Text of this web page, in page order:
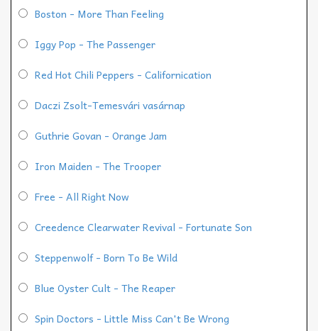
Boston - More Than Feeling
Iggy Pop - The Passenger
Red Hot Chili Peppers - Californication
Daczi Zsolt-Temesvári vasárnap
Guthrie Govan - Orange Jam
Iron Maiden - The Trooper
Free - All Right Now
Creedence Clearwater Revival - Fortunate Son
Steppenwolf - Born To Be Wild
Blue Oyster Cult - The Reaper
Spin Doctors - Little Miss Can't Be Wrong